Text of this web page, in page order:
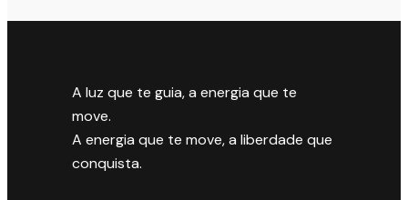
A luz que te guia, a energia que te
move.
A energia que te move, a liberdade que
conquista.